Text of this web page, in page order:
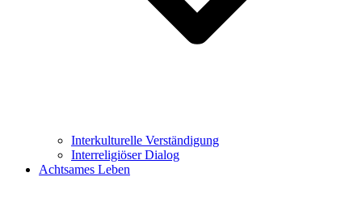
Interkulturelle Verständigung
Interreligiöser Dialog
Achtsames Leben